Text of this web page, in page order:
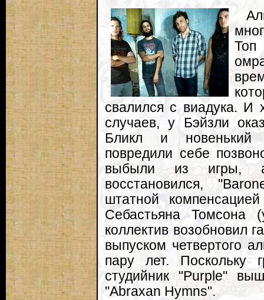
свалился с виадука. И
случаев, у Бэйзли
Бликл и новенький
повредили себе
выбыли из игры,
восстановился,
штатной
Себастьяна Томсона
коллектив возобновил
выпуском четвертого
пару лет. Поскольку
студийник "Purple"
"Abraxan Hymns".